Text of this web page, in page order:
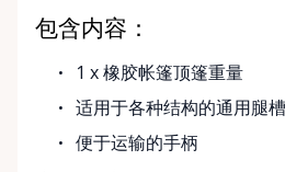
包含内容：
1 x 橡胶帐篷顶篷重量
适用于各种结构的通用腿槽
便于运输的手柄